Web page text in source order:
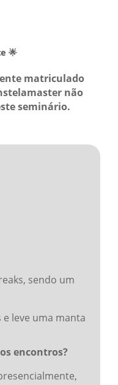
🌟
matriculado
não
seminário.
sendo um
leve uma manta
encontros?